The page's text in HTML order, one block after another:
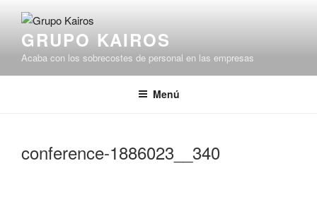
contenidoGRUPO KAIROS
Acaba con los sobrecostes de personal en las empresas
Menú
conference-1886023__340